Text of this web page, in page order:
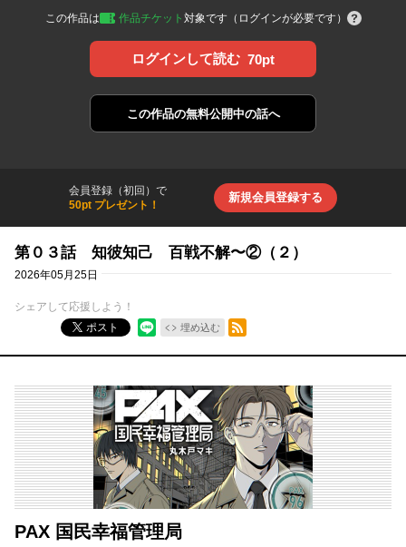
この作品は 作品チケット 対象です（ログインが必要です）
ログインして読む 70pt
この作品の無料公開中の話へ
会員登録（初回）で
50pt プレゼント！
新規会員登録する
第０３話 知彼知己 百戦不解〜②（２）
2026年05月25日
シェアして応援しよう！
ポスト
埋め込む
RSSフィード
PAX 国民幸福管理局